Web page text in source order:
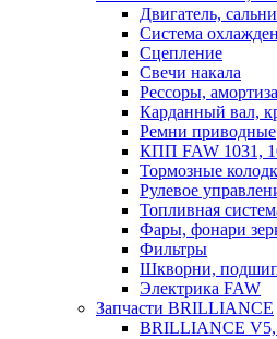
Двигатель,
Система
Сцепление
Свечи накала
Рессоры,
Карданный вал,
Ремни приводные
КПП FAW 1031,
Тормозные
Рулевое
Топливная
Фары, фонари
Фильтры
Шкворни,
Электрика FAW
Запчасти BRILLIANCE
BRILLIANCE V5,